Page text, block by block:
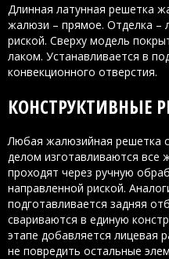
Длинная латунная решетка
жалюзи – прямое. Отделка –
риской. Сверху модель
лаком. Устанавливается в
конвекционного отверстия.
КОНСТРУКТИВНЫЕ
Любая жалюзийная решетка
делом изготавливаются все
проходят через ручную
направленной риской.
подготавливается задняя
свариваются в единую
этапе добавляется лицевая
не повредить остальные